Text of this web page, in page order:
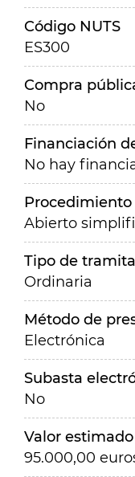
Código NUTS
ES300
Compra
No
Financiación
No hay
Abierto
Tipo de
Ordinaria
Método de
Electrónica
Subasta
No
Valor
95.000,00